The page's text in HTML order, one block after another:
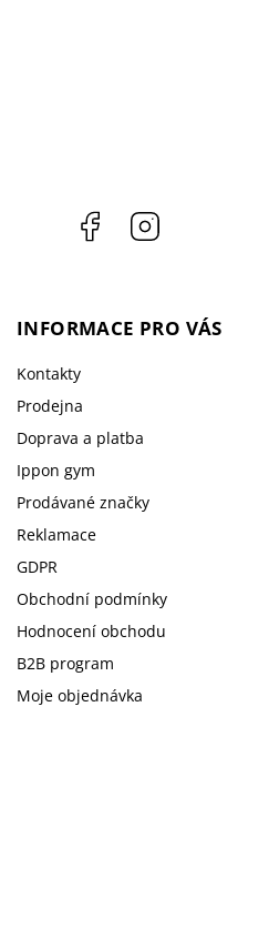
Facebook
INFORMACE PRO VÁS
Kontakty
Prodejna
Doprava a platba
Ippon gym
Prodávané značky
Reklamace
GDPR
Obchodní podmínky
Hodnocení obchodu
B2B program
Moje objednávka